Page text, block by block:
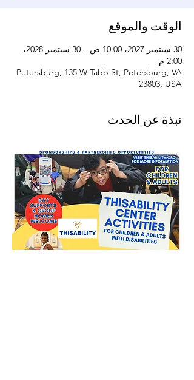
الوقت والموقع
30 سبتمبر 2027، 10:00 ص – 30 سبتمبر 2028،
2:00 م
Petersburg, 135 W Tabb St, Petersburg, VA
23803, USA
نبذة عن الحدث